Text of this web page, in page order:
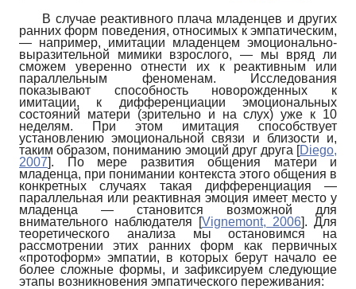
В случае реактивного плача младенцев и других
ранних форм поведения, относимых к эмпатическим,
— например, имитации младенцем эмоционально-
выразительной мимики взрослого, — мы вряд ли
сможем уверенно отнести их к реактивным или
параллельным феноменам. Исследования
показывают способность новорожденных к
имитации, к дифференциации эмоциональных
состояний матери (зрительно и на слух) уже к 10
неделям. При этом имитация способствует
установлению эмоциональной связи и близости и,
таким образом, пониманию эмоций друг друга [Diego,
2007]. По мере развития общения матери и
младенца, при понимании контекста этого общения в
конкретных случаях такая дифференциация —
параллельная или реактивная эмоция имеет место у
младенца — становится возможной для
внимательного наблюдателя
[Vignemont, 2006]. Для
теоретического анализа мы остановимся на
рассмотрении этих ранних форм как первичных
«протоформ» эмпатии, в которых берут начало ее
более сложные формы, и зафиксируем следующие
этапы возникновения эмпатического переживания: